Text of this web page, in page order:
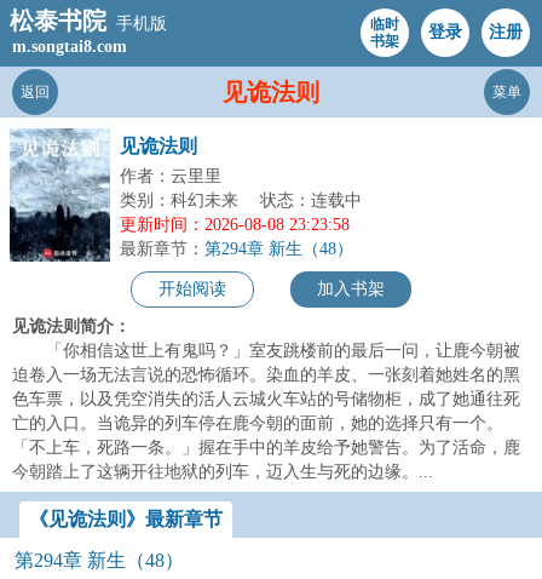
松泰书院 手机版
m.songtai8.com
临时
书架
登录 注册
见诡法则
返回 菜单
见诡法则
作者：云里里
类别：科幻未来
状态：连载中
更新时间：2026-08-08 23:23:58
最新章节： 第294章 新生（48）
开始阅读 加入书架
见诡法则简介：
「你相信这世上有鬼吗？」室友跳楼前的最后一问，让鹿今朝被
迫卷入一场无法言说的恐怖循环。染血的羊皮、一张刻着她姓名的黑
色车票，以及凭空消失的活人云城火车站的号储物柜，成了她通往死
亡的入口。当诡异的列车停在鹿今朝的面前，她的选择只有一个。
「不上车，死路一条。」握在手中的羊皮给予她警告。为了活命，鹿
今朝踏上了这辆开往地狱的列车，迈入生与死的边缘。...
《见诡法则》最新章节
第294章 新生（48）